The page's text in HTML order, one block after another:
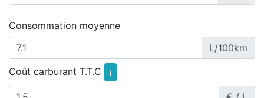
Consommation moyenne
L/100km
Coût carburant T.T.C
i